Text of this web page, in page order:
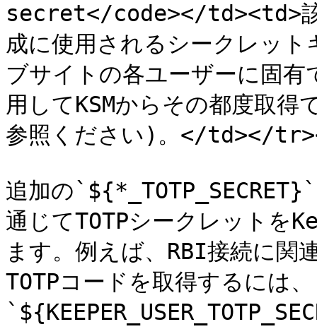
secret</code></td><td>該
成に使用されるシークレッ
ブサイトの各ユーザーに固
用してKSMからその都度取
参照ください)。</td></
追加の
通じてTOTPシークレットを
ます。例えば、RBI接続に関
TOTPコードを取得するには、